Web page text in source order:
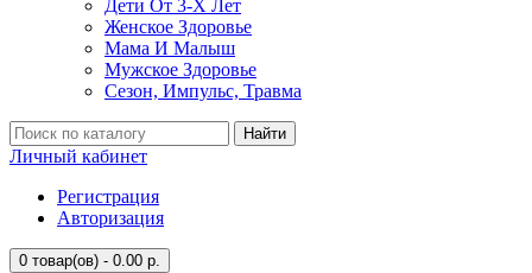
Дети От 3-Х Лет
Женское Здоровье
Мама И Малыш
Мужское Здоровье
Сезон, Импульс, Травма
Найти
Личный кабинет
Регистрация
Авторизация
0 товар(ов) - 0.00 р.